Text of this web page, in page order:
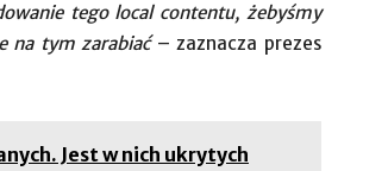
tego local contentu, żebyśmy
na tym zarabiać– zaznacza prezes
Jest w nich ukrytych